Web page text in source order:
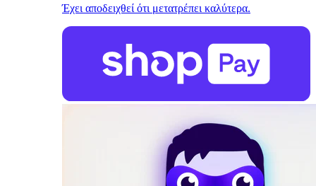
Έχει αποδειχθεί ότι μετατρέπει καλύτερα.